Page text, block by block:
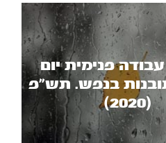
פנימית יום
בנפש. תש"פ
(2020)